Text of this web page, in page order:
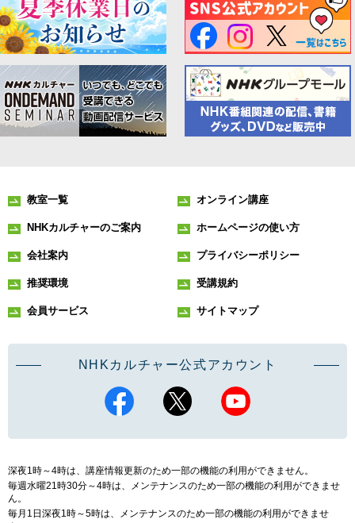
教室一覧 オンライン講座
NHKカルチャーのご案内 ホームページの使い方
会社案内 プライバシーポリシー
推奨環境 受講規約
会員サービス サイトマップ
NHKカルチャー公式アカウント
深夜1時～4時は、講座情報更新のため一部の機能の利用ができません。
毎週水曜21時30分～4時は、メンテナンスのため一部の機能の利用ができませ
ん。
毎月1日深夜1時～5時は、メンテナンスのため一部の機能の利用ができませ